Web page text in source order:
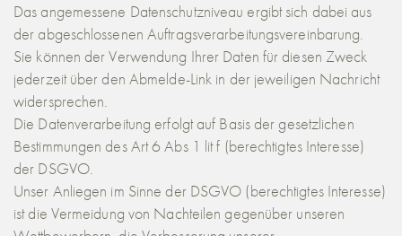
Das angemessene Datenschutzniveau ergibt sich dabei aus
der abgeschlossenen Auftragsverarbeitungsvereinbarung.
Sie können der Verwendung Ihrer Daten für diesen Zweck
jederzeit über den Abmelde-Link in der jeweiligen Nachricht
widersprechen.
Die Datenverarbeitung erfolgt auf Basis der gesetzlichen
Bestimmungen des Art 6 Abs 1 lit f (berechtigtes Interesse)
der DSGVO.
Unser Anliegen im Sinne der DSGVO (berechtigtes Interesse)
ist die Vermeidung von Nachteilen gegenüber unseren